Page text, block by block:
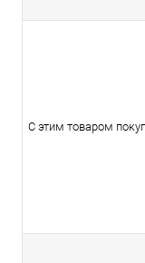
С этим товаром